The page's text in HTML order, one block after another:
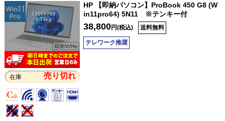
1366×768
1.74kg
在庫 売り切れ
HP 【即納パソコン】ProBook 450 G8 (W
in11pro64) 5N11 ※テンキー付
38,800円(税込) 送料無料
テレワーク推奨